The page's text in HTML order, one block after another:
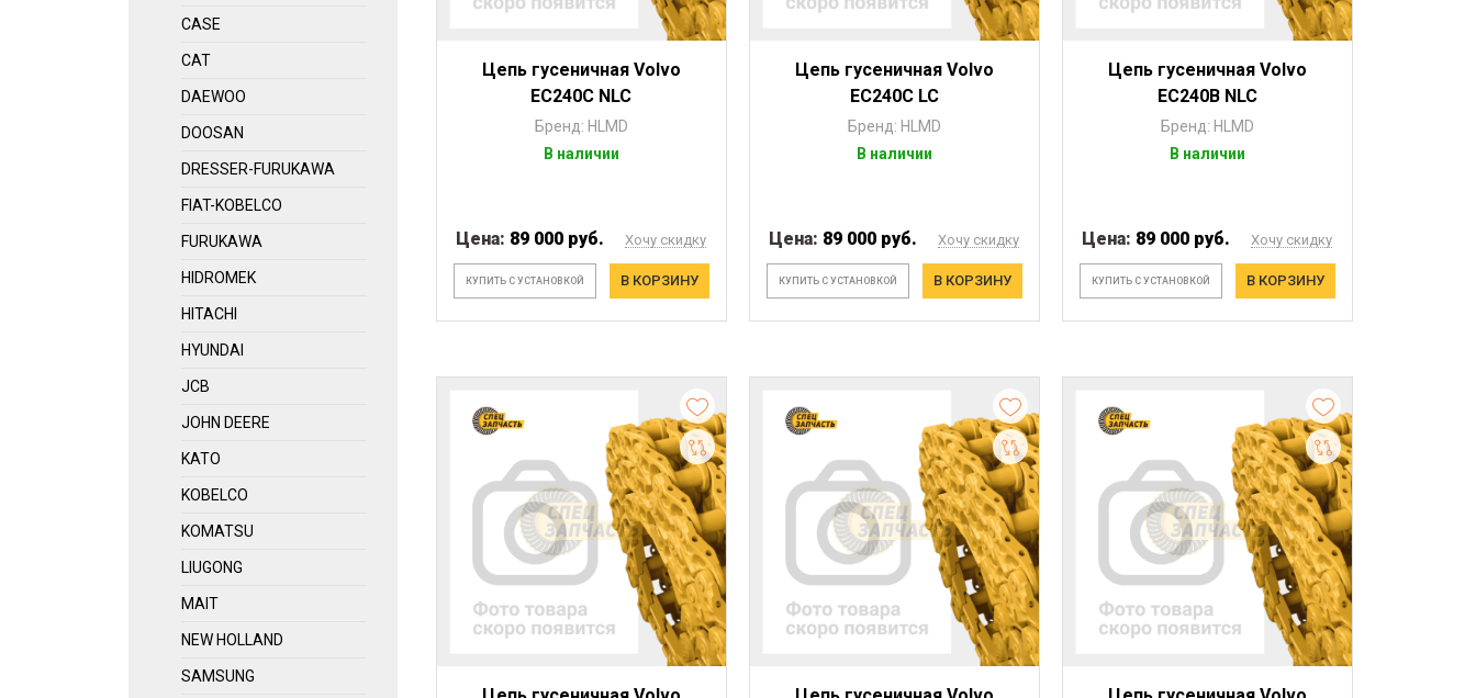
CASE
CAT
DAEWOO
DOOSAN
DRESSER-FURUKAWA
FIAT-KOBELCO
FURUKAWA
HIDROMEK
HITACHI
HYUNDAI
JCB
JOHN DEERE
KATO
KOBELCO
KOMATSU
LIUGONG
MAIT
NEW HOLLAND
SAMSUNG
Цепь гусеничная Volvo
EC240C NLC
Бренд: HLMD
В наличии
Цена: 89 000 руб. Хочу скидку
КУПИТЬ С УСТАНОВКОЙ В КОРЗИНУ
Цепь гусеничная Volvo
EC240C LC
Бренд: HLMD
В наличии
Цена: 89 000 руб. Хочу скидку
КУПИТЬ С УСТАНОВКОЙ В КОРЗИНУ
Цепь гусеничная Volvo
EC240B NLC
Бренд: HLMD
В наличии
Цена: 89 000 руб. Хочу скидку
КУПИТЬ С УСТАНОВКОЙ В КОРЗИНУ